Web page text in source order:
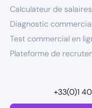
Calculateur de salaires
Diagnostic
Test commercial en
Plateforme de
+33(0)1